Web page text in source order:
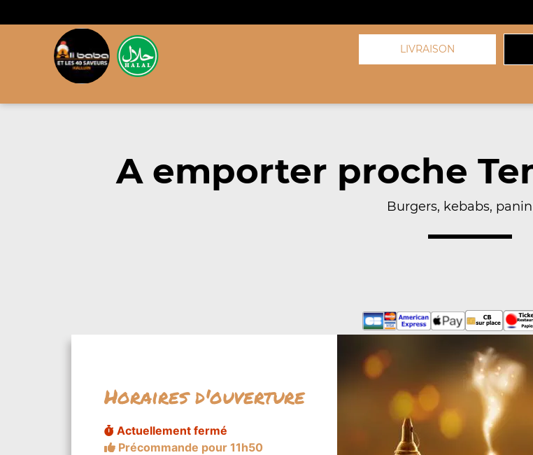
LIVRAISON
A emporter proche
Burgers, kebabs,
Horaires d'ouverture
Actuellement fermé
Précommande pour 11h50